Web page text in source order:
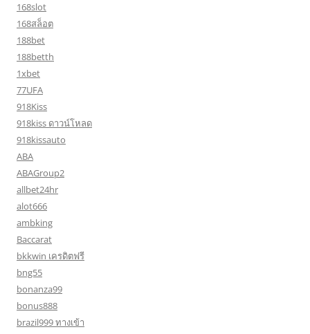
168slot
168สล็อต
188bet
188betth
1xbet
77UFA
918Kiss
918kiss ดาวน์โหลด
918kissauto
ABA
ABAGroup2
allbet24hr
alot666
ambking
Baccarat
bkkwin เครดิตฟรี
bng55
bonanza99
bonus888
brazil999 ทางเข้า